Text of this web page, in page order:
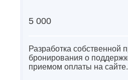
5 000
Разработка собственной
бронирования о
приемом оплаты на сайте.